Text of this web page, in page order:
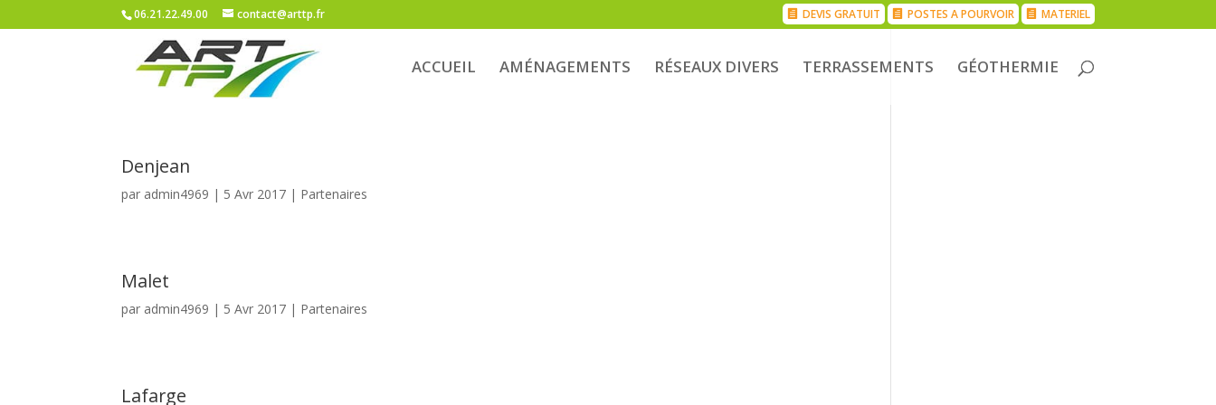
06.21.22.49.00 contact@arttp.fr DEVIS GRATUIT POSTES A POURVOIR MATERIEL
ACCUEIL AMÉNAGEMENTS RÉSEAUX DIVERS TERRASSEMENTS GÉOTHERMIE
Denjean
par admin4969 | 5 Avr 2017 | Partenaires
Malet
par admin4969 | 5 Avr 2017 | Partenaires
Lafarge